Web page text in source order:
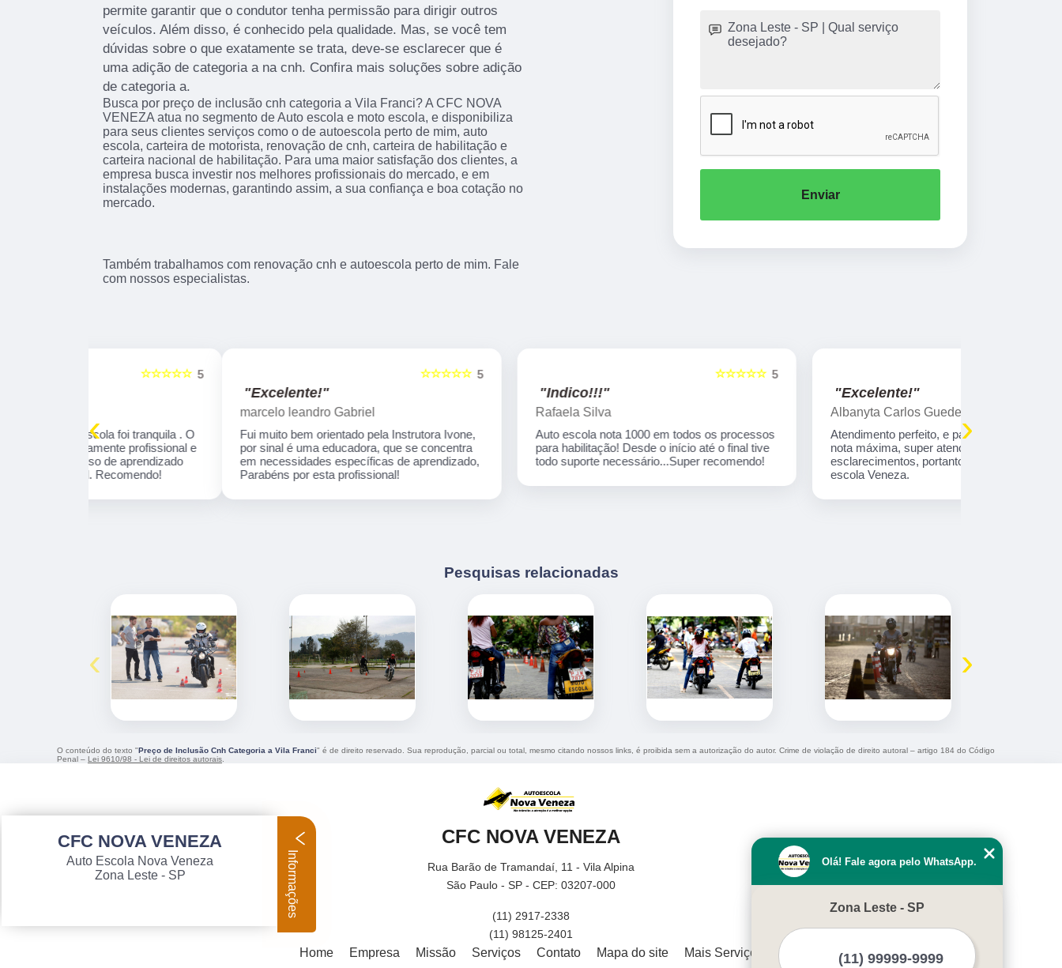
permite garantir que o condutor tenha permissão para dirigir outros
veículos. Além disso, é conhecido pela qualidade. Mas, se você tem
dúvidas sobre o que exatamente se trata, deve-se esclarecer que é
uma adição de categoria a na cnh. Confira mais soluções sobre adição
de categoria a.
Busca por preço de inclusão cnh categoria a Vila Franci? A CFC NOVA
VENEZA atua no segmento de Auto escola e moto escola, e disponibiliza
para seus clientes serviços como o de autoescola perto de mim, auto
escola, carteira de motorista, renovação de cnh, carteira de habilitação e
carteira nacional de habilitação. Para uma maior satisfação dos clientes, a
empresa busca investir nos melhores profissionais do mercado, e em
instalações modernas, garantindo assim, a sua confiança e boa cotação no
mercado.
Também trabalhamos com renovação cnh e autoescola perto de mim. Fale
com nossos especialistas.
Enviar
marcelo leandro Gabriel
Fui muito bem orientado pela Instrutora Ivone,
por sinal é uma educadora, que se concentra
em necessidades específicas de aprendizado,
Parabéns por esta profissional!
Auto escola nota 1000 em todos os processos
para habilitação! Desde o início até o final tive
todo suporte necessário...Super recomendo!
Albanyta Carlos Guedes Fernandes
Atendimento perfeito, e para a atendente kelly,
nota máxima, super atenciosa e firme nos
esclarecimentos, portanto, super indico a auto
‹ ›
Pesquisas relacionadas
‹ ›
O conteúdo do texto "Preço de Inclusão Cnh Categoria a Vila Franci" é de direito reservado. Sua reprodução, parcial ou total, mesmo citando nossos links, é proibida sem a autorização do autor. Crime de violação de direito autoral – artigo 184 do Código
Penal – Lei 9610/98 - Lei de direitos autorais
CFC NOVA VENEZA
Rua Barão de Tramandaí, 11 - Vila Alpina
São Paulo - SP - CEP: 03207-000
(11) 2917-2338
(11) 98125-2401
Home Empresa Missão Serviços Contato Mapa do site Mais Serviços
Olá! Fale agora pelo WhatsApp.
Zona Leste - SP
CFC NOVA VENEZA
Auto Escola Nova Veneza
Zona Leste - SP
Informações